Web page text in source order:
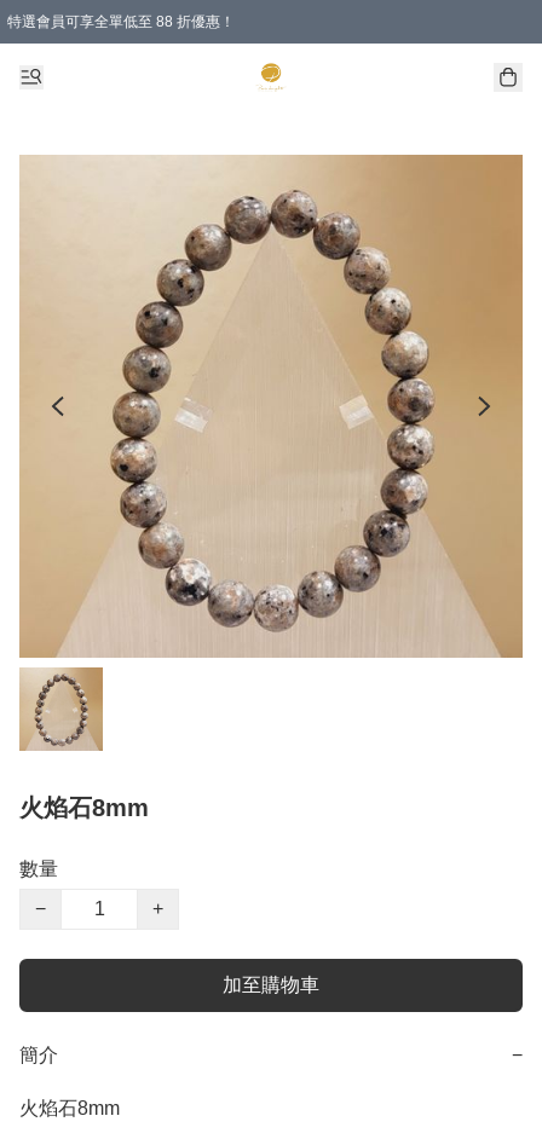
特選會員可享全單低至 88 折優惠！
火焰石8mm
數量
−
+
加至購物車
簡介 −
火焰石8mm